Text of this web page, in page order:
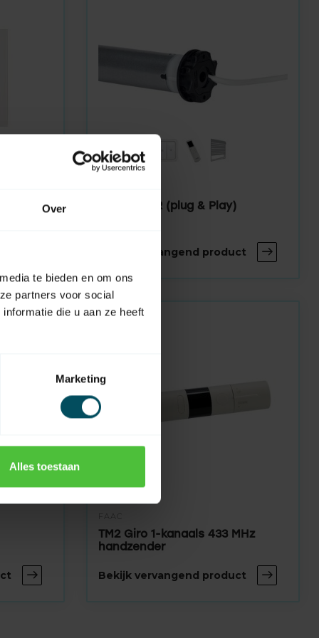
Over
te bieden en om ons
partners voor social
die u aan ze heeft
Marketing
Alles toestaan
TM2 45 PPR (plug & Play)
Bekijk vervangend product
FAAC
TM2 Giro 1-kanaals 433 MHz
handzender
Bekijk vervangend product